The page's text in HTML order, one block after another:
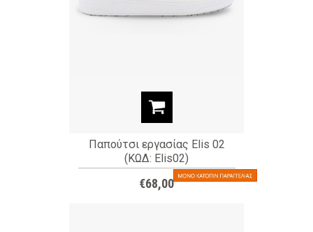
Παπούτσι εργασίας Elis 02
(ΚΩΔ: Elis02)
€68,00